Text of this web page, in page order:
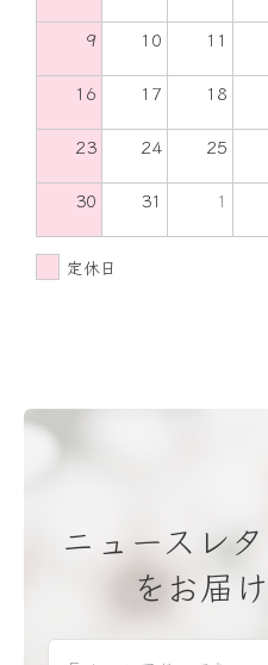
9 10 11
16 17 18
23 24 25
30 31 1
定休日
ニュースレ
をお届